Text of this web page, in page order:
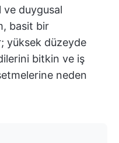
ve duygusal
basit bir
yüksek düzeyde
bitkin ve iş
neden